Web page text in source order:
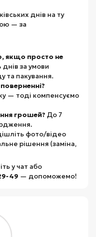
днів на ту
— за
якщо просто не
днів за умови
та пакування.
— тоді компенсуємо
грошей? До 7
фото/відео
рішення (заміна,
у чат або
49 — допоможемо!